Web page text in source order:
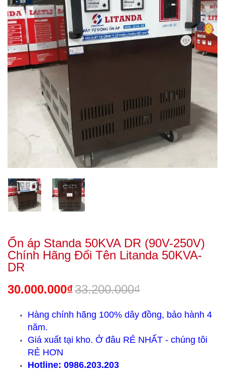
Ổn áp Standa 50KVA DR (90V-250V)
Chính Hãng Đổi Tên Litanda 50KVA-
DR
30.000.000₫33.200.000₫
Hàng chính hãng 100% dây đồng, bảo hành 4
năm.
Giá xuất tại kho. Ở đâu RẺ NHẤT - chúng tôi
RẺ HƠN
Hotline: 0986.203.203